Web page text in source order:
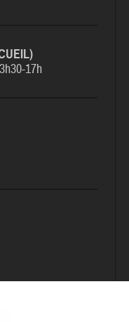
17h